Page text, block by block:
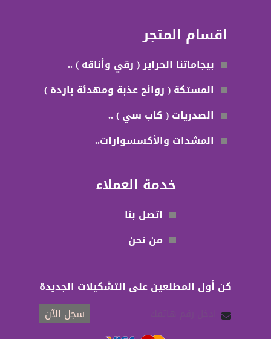
اقسام المتجر
بيجاماتنا الحراير ( رقي وأناقه ) ..
المستكة ( روائح عذبة ومهدئة باردة )
الصدريات ( كاب سي ) ..
المشدات والأكسسوارات..
خدمة العملاء
اتصل بنا
من نحن
كن أول المطلعين على التشكيلات الجديدة
سجل الآن